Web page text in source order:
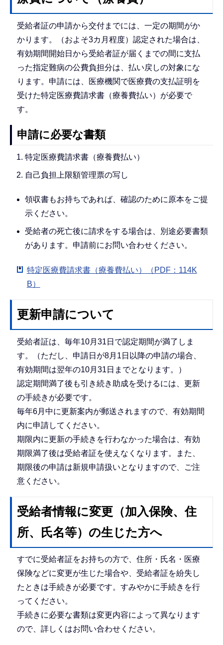
受給者証の申請から交付までには、一定の期間がか
かります。（およそ3カ月程度）認定された場合は、
有効期間開始日から受給者証が届くまでの間に支払
った指定難病の公費負担分は、払い戻しの対象にな
ります。申請には、医療機関で医療費の支払証明を
受けた特定医療費請求書（療養費払い）が必要で
す。
申請に必要な書類
特定医療費請求書（療養費払い）
自己負担上限額管理票の写し
領収書もお持ちであれば、確認のために原本をご提
示ください。
受給者の死亡後に請求をする場合は、別途必要書類
があります。申請前にお問い合わせください。
特定医療費請求書（療養費払い）（PDF：114K
B）
更新申請について
受給者証は、毎年10月31日で認定期間が満了しま
す。（ただし、申請日が8月1日以降の申請の場合、
有効期間は翌年の10月31日までとなります。）
認定期間満了後も引き続き助成を受けるには、更新
の手続きが必要です。
毎年6月中に更新案内が郵送されますので、有効期間
内に申請してください。
期限内に更新の手続きを行わなかった場合は、有効
期限満了後は受給者証を使えなくなります。また、
期限後の申請は新規申請扱いとなりますので、ご注
意ください。
受給者情報に変更（加入保険、住
所、氏名等）の生じた方へ
すでに受給者証をお持ちの方で、住所・氏名・医療
保険などに変更が生じた場合や、受給者証を紛失し
たときは手続きが必要です。すみやかに手続きを行
ってください。
手続きに必要な書類は変更内容によって異なります
ので、詳しくはお問い合わせください。